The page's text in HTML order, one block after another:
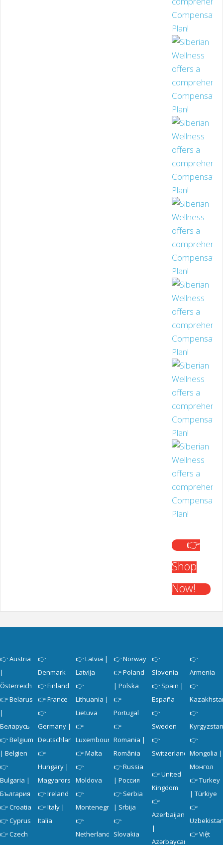
👉
Shop
Now!
👉Austria
|
Österreich
👉Belarus
|
Беларусь
👉Belgium
| Belgien
👉
Bulgaria |
България
👉Croatia
👉Cyprus
👉Czech
👉
Denmark
👉Finland
👉France
👉
Germany |
Deutschland
👉
Hungary |
Magyarország
👉Ireland
👉Italy |
Italia
👉Latvia |
Latvija
👉
Lithuania |
Lietuva
👉
Luxembourg
👉Malta
👉
Moldova
👉
Montenegro
👉
Netherlands
👉Norway
👉Poland
| Polska
👉
Portugal
👉
Romania |
România
👉Russia
| Россия
👉 Serbia
| Srbija
👉
Slovakia
👉
Slovenia
👉 Spain |
España
👉
Sweden
👉
Switzerland
👉United
Kingdom
👉
Azerbaijan
|
Azərbaycan
👉
Armenia
👉
👉
Kyrgyzstan
👉
Mongolia |
Монгол
👉Turkey
| Türkiye
👉
👉Việt